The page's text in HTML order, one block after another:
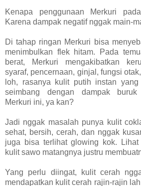
Kenapa penggunaan Merkuri
Karena dampak negatif nggak main-
Di tahap ringan Merkuri bisa
menimbulkan flek hitam. Pada
berat, Merkuri mengakibatkan
syaraf, pencernaan, ginjal, fungsi
loh, rasanya kulit putih instan
seimbang dengan dampak buruk
Merkuri ini, ya kan?
Jadi nggak masalah punya kulit
sehat, bersih, cerah, dan nggak
juga bisa terlihat glowing kok. Lihat
kulit sawo matangnya justru
Yang perlu diingat, kulit cerah
mendapatkan kulit cerah rajin-rajin